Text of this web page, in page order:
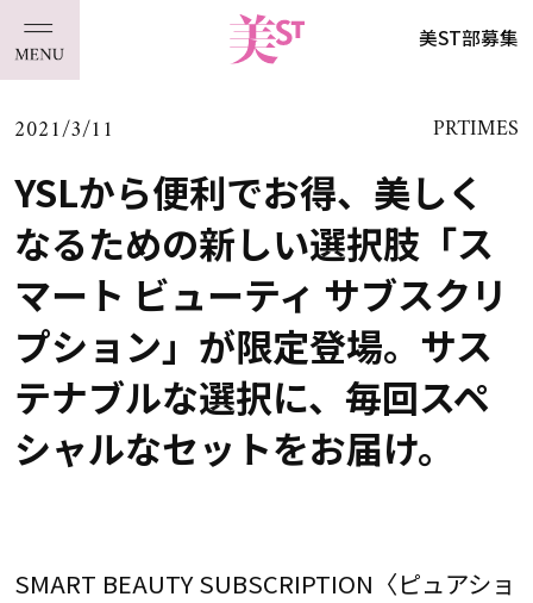
美ST部募集
2021/3/11 PRTIMES
YSLから便利でお得、美しく
なるための新しい選択肢「ス
マート ビューティ サブスクリ
プション」が限定登場。サス
テナブルな選択に、毎回スペ
シャルなセットをお届け。
SMART BEAUTY SUBSCRIPTION〈ピュアショ